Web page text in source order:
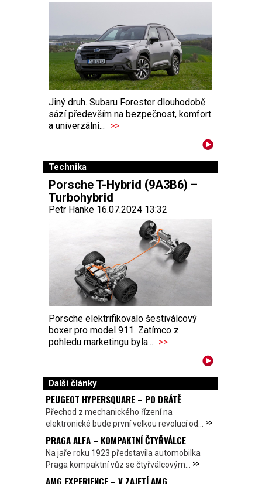
Jiný druh. Subaru Forester dlouhodobě
sází především na bezpečnost, komfort
a univerzální... >>
Technika
Porsche T-Hybrid (9A3B6) –
Turbohybrid
Petr Hanke 16.07.2024 13:32
Porsche elektrifikovalo šestiválcový
boxer pro model 911. Zatímco z
pohledu marketingu byla... >>
Další články
PEUGEOT HYPERSQUARE – PO DRÁTĚ
Přechod z mechanického řízení na
elektronické bude první velkou revolucí od... >>
PRAGA ALFA – KOMPAKTNÍ ČTYŘVÁLCE
Na jaře roku 1923 představila automobilka
Praga kompaktní vůz se čtyřválcovým... >>
AMG EXPERIENCE – V ZAJETÍ AMG